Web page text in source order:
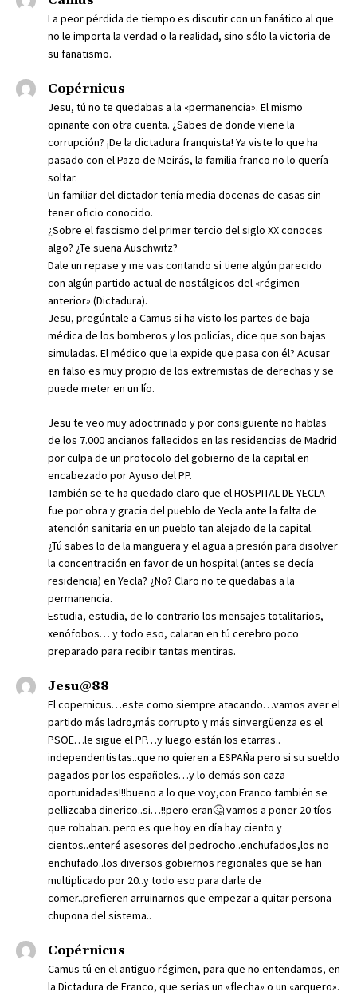
La peor pérdida de tiempo es discutir con un fanático al que
no le importa la verdad o la realidad, sino sólo la victoria de
su fanatismo.
Copérnicus
Jesu, tú no te quedabas a la «permanencia». El mismo
opinante con otra cuenta. ¿Sabes de donde viene la
corrupción? ¡De la dictadura franquista! Ya viste lo que ha
pasado con el Pazo de Meirás, la familia franco no lo quería
soltar.
Un familiar del dictador tenía media docenas de casas sin
tener oficio conocido.
¿Sobre el fascismo del primer tercio del siglo XX conoces
algo? ¿Te suena Auschwitz?
Dale un repase y me vas contando si tiene algún parecido
con algún partido actual de nostálgicos del «régimen
anterior» (Dictadura).
Jesu, pregúntale a Camus si ha visto los partes de baja
médica de los bomberos y los policías, dice que son bajas
simuladas. El médico que la expide que pasa con él? Acusar
en falso es muy propio de los extremistas de derechas y se
puede meter en un lío.
Jesu te veo muy adoctrinado y por consiguiente no hablas
de los 7.000 ancianos fallecidos en las residencias de Madrid
por culpa de un protocolo del gobierno de la capital en
encabezado por Ayuso del PP.
También se te ha quedado claro que el HOSPITAL DE YECLA
fue por obra y gracia del pueblo de Yecla ante la falta de
atención sanitaria en un pueblo tan alejado de la capital.
¿Tú sabes lo de la manguera y el agua a presión para disolver
la concentración en favor de un hospital (antes se decía
residencia) en Yecla? ¿No? Claro no te quedabas a la
permanencia.
Estudia, estudia, de lo contrario los mensajes totalitarios,
xenófobos… y todo eso, calaran en tú cerebro poco
preparado para recibir tantas mentiras.
Jesu@88
El copernicus…este como siempre atacando…vamos aver el
partido más ladro,más corrupto y más sinvergüenza es el
PSOE…le sigue el PP…y luego están los etarras..
independentistas..que no quieren a ESPAÑa pero si su sueldo
pagados por los españoles…y lo demás son caza
oportunidades!!!bueno a lo que voy,con Franco también se
pellizcaba dinerico..si…!!pero eran🤔 vamos a poner 20 tíos
que robaban..pero es que hoy en día hay ciento y
cientos..enteré asesores del pedrocho..enchufados,los no
enchufado..los diversos gobiernos regionales que se han
multiplicado por 20..y todo eso para darle de
comer..prefieren arruinarnos que empezar a quitar persona
chupona del sistema..
Copérnicus
Camus tú en el antiguo régimen, para que no entendamos, en
la Dictadura de Franco, que serías un «flecha» o un «arquero».